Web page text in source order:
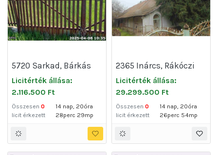
5720 Sarkad, Bárkás
utca 1
Licitérték állása:
2.116.500 Ft
Összesen 0
licit érkezett
14 nap, 20óra
28perc 29mp
2365 Inárcs, Rákóczi
utca 54
Licitérték állása:
29.299.500 Ft
Összesen 0
licit érkezett
14 nap, 20óra
26perc 54mp